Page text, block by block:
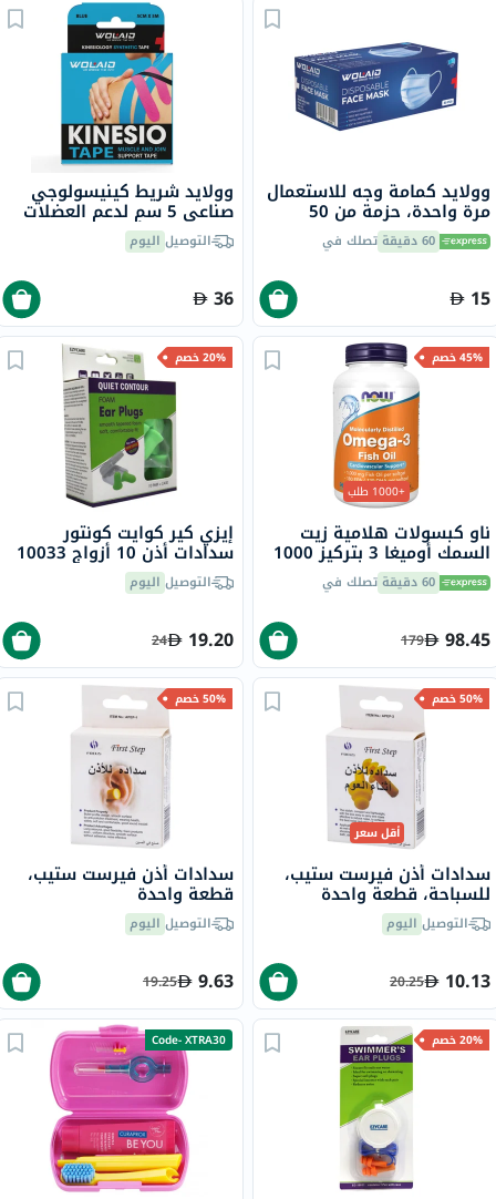
وولايد كمامة وجه للاستعمال
مرة واحدة، حزمة من 50
60 دقيقة تصلك في
15
وولايد شريط كينيسولوجي
صناعي 5 سم لدعم العضلات
والمفاصل - ألوان متنوعة،
حزمة من 1
التوصيل اليوم
36
45% خصم
+1000 طلب
ناو كبسولات هلامية زيت
السمك أوميغا 3 بتركيز 1000
ملجم حزمة من 200
60 دقيقة تصلك في
98.45
179
20% خصم
إيزي كير كوايت كونتور
سدادات أذن 10 أزواج 10033
التوصيل اليوم
19.20
24
50% خصم
أقل سعر
سدادات أذن فيرست ستيب،
للسباحة، قطعة واحدة
التوصيل اليوم
10.13
20.25
50% خصم
سدادات أذن فيرست ستيب،
قطعة واحدة
التوصيل اليوم
9.63
19.25
20% خصم Code- XTRA30